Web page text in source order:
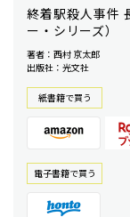
終着駅殺人事件
ー・シリーズ）
著者：西村 京太郎
出版社：光文社
紙書籍で買う
電⼦書籍で買う